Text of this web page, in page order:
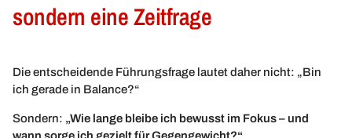
sondern eine Zeitfrage
Die entscheidende Führungsfrage lautet daher nicht: „Bin
ich gerade in Balance?“
Sondern: „Wie lange bleibe ich bewusst im Fokus – und
wann sorge ich gezielt für Gegengewicht?“